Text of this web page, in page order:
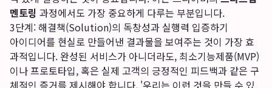
멘토링 과정에서도 가장 중요하게 다루는 부분입니다.
3단계: 해결책(Solution)의 독창성과 실행력 입증하기
아이디어를 현실로 만들어낸 결과물을 보여주는 것이 가장 효
과적입니다. 완성된 서비스가 아니더라도, 최소기능제품(MVP)
이나 프로토타입, 혹은 실제 고객의 긍정적인 피드백과 같은 구
체적인 증거를 제시해야 합니다. '우리는 이런 것을 만들 수 있